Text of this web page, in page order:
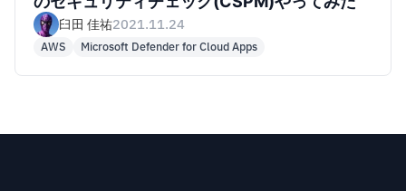
臼田 佳祐2021.11.24
AWS Microsoft Defender for Cloud Apps